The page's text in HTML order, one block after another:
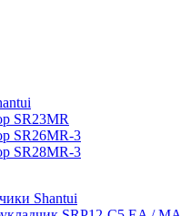
SR23MR
SR26MR-3
SR28MR-3
Shantui